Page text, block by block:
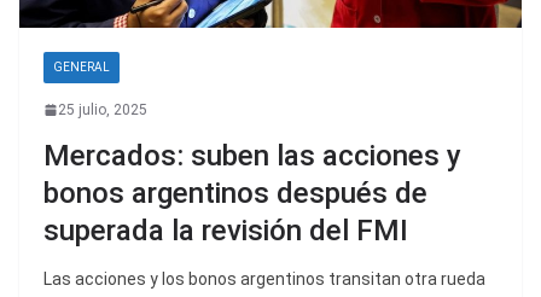
GENERAL
25 julio, 2025
Mercados: suben las acciones y
bonos argentinos después de
superada la revisión del FMI
Las acciones y los bonos argentinos transitan otra rueda